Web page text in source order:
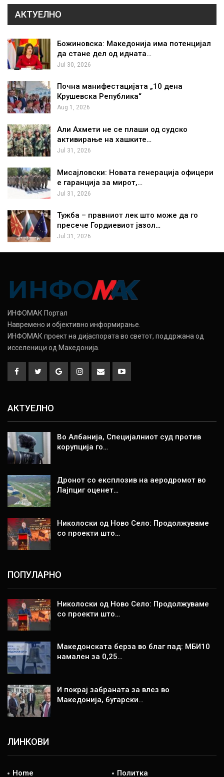
АКТУЕЛНО
Божиновска: Македонија има потенцијал
да стане дел од идната…
Jul 30, 2026
Почна манифестацијата „10 дена
Крушевска Република“
Aug 1, 2026
Али Ахмети не се плаши од судско
активирање на хашките…
Jul 31, 2026
Мисајловски: Новата генерација офицери
е гаранција за мирот,…
Jul 31, 2026
Тужба – правниот лек што може да го
пресече Гордиевиот јазол…
Jul 31, 2026
ИНФОМАК Портал
Навремено и објективно информирање.
ИНФОМАК проект на дијаспората во светот, поддржана од
исселеници од Македонија.
АКТУЕЛНО
Во Албанија, Специјалниот суд против
корупција го…
Дронот со експлозив на аеродромот во
Лајпциг оценет…
Николоски од Ново Село: Продолжуваме
со проекти што…
ПОПУЛАРНО
Николоски од Ново Село: Продолжуваме
со проекти што…
Македонската берза во благ пад: МБИ10
намален за 0,25…
И покрај забраната за влез во
Македонија, бугарски…
ЛИНКОВИ
Home Политка